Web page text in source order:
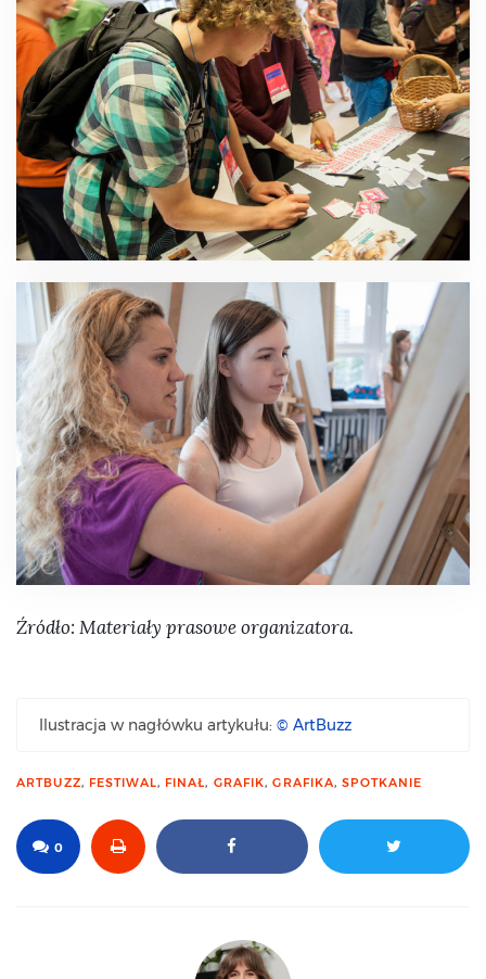
Źródło: Materiały prasowe organizatora.
Ilustracja w nagłówku artykułu: © ArtBuzz
ARTBUZZ, FESTIWAL, FINAŁ, GRAFIK,GRAFIKA,SPOTKANIE
0